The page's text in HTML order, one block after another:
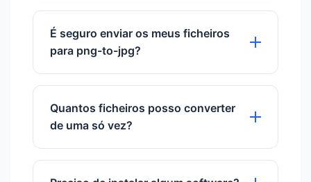
Embora o JPG seja um formato com
perdas, utilizamos definições de
compressão de alta qualidade (90% de
imagens permanecem nítidas e claras.
É seguro enviar os meus ficheiros
para png-to-jpg?
Com certeza. Utilizamos encriptação
SSL e eliminamos os ficheiros
automaticamente após 60 minutos.
Quantos ficheiros posso converter
de uma só vez?
Pode enviar e converter até 20
ficheiros PNG simultaneamente num